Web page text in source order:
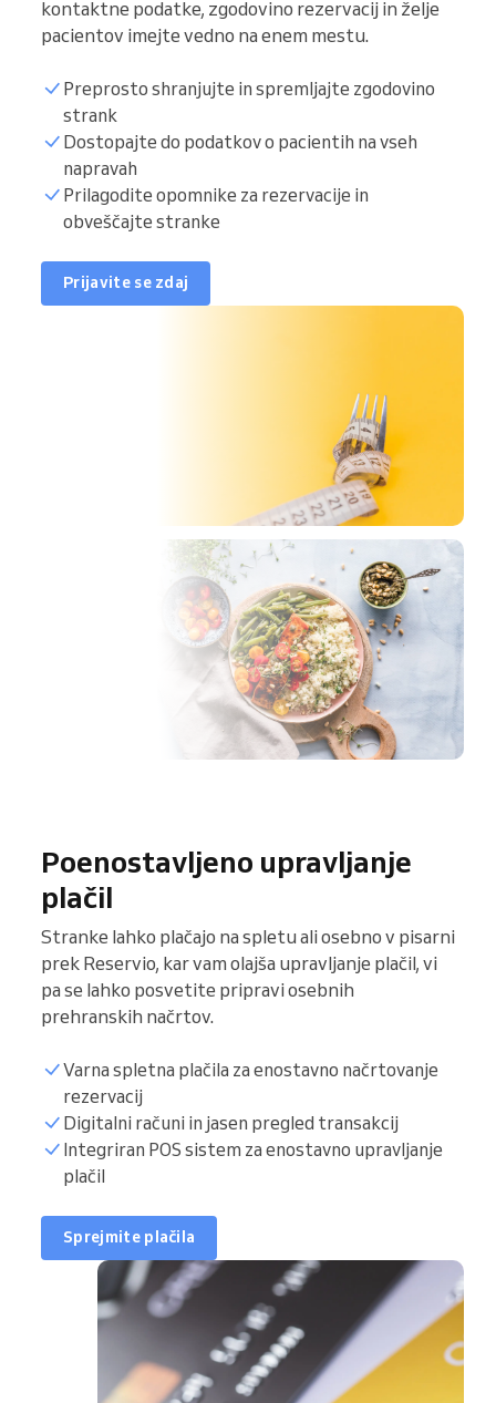
kontaktne podatke, zgodovino rezervacij in želje
pacientov imejte vedno na enem mestu.
Preprosto shranjujte in spremljajte zgodovino
strank
Dostopajte do podatkov o pacientih na vseh
napravah
Prilagodite opomnike za rezervacije in
obveščajte stranke
Prijavite se zdaj
Poenostavljeno upravljanje
plačil
Stranke lahko plačajo na spletu ali osebno v pisarni
prek Reservio, kar vam olajša upravljanje plačil, vi
pa se lahko posvetite pripravi osebnih
prehranskih načrtov.
Varna spletna plačila za enostavno načrtovanje
rezervacij
Digitalni računi in jasen pregled transakcij
Integriran POS sistem za enostavno upravljanje
plačil
Sprejmite plačila